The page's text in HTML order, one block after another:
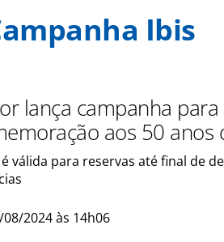
Ibis
lança campanha
aos 50 anos
válida para reservas até final de
2024 às 14h06